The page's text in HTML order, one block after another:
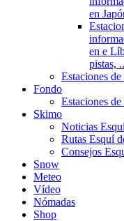
en
en e
pistas, ..
Estaciones
Fondo
Estaciones
Skimo
Noticias
Rutas Esquí
Consejos
Snow
Meteo
Vídeo
Nómadas
Shop